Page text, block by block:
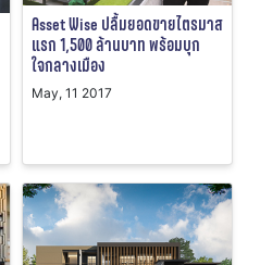
Asset Wise ปลื้มยอดขายไตรมาส
แรก 1,500 ล้านบาท พร้อมบุก
ใจกลางเมือง
May, 11 2017